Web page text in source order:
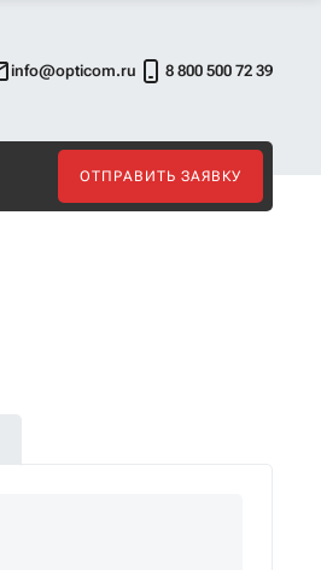
info@opticom.ru 8 800 500 72 39
ОТПРАВИТЬ ЗАЯВКУ